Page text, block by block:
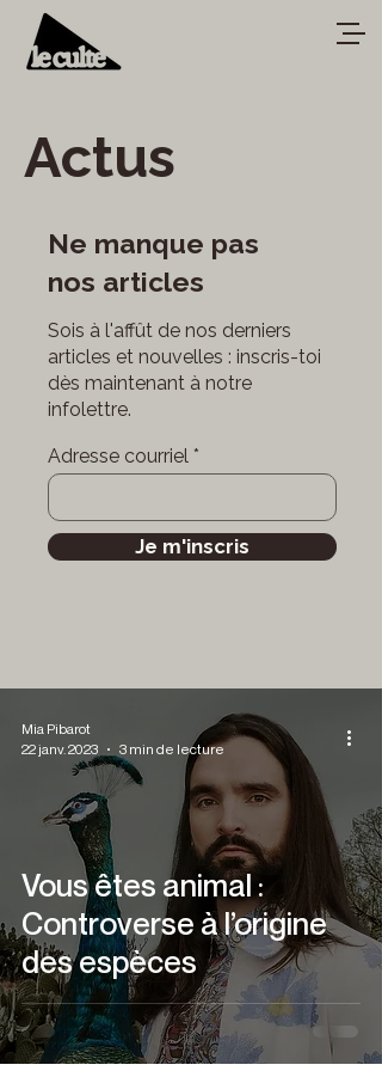
Actus
Ne manque pas
nos articles
Sois à l'affût de nos derniers
articles et nouvelles : inscris-toi
dès maintenant à notre
infolettre.
Adresse courriel
Je m'inscris
Vous êtes animal :
Controverse à l’origine
des espèces
Mia Pibarot
22 janv. 2023
3 min de lecture